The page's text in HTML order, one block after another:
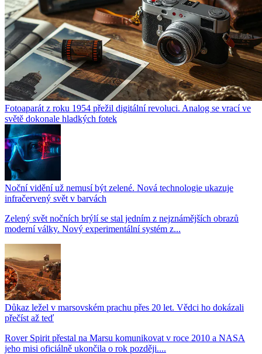
Fotoaparát z roku 1954 přežil digitální revoluci. Analog se vrací ve
světě dokonale hladkých fotek
Noční vidění už nemusí být zelené. Nová technologie ukazuje
infračervený svět v barvách
Zelený svět nočních brýlí se stal jedním z nejznámějších obrazů
moderní války. Nový experimentální systém z...
Důkaz ležel v marsovském prachu přes 20 let. Vědci ho dokázali
přečíst až teď
Rover Spirit přestal na Marsu komunikovat v roce 2010 a NASA
jeho misi oficiálně ukončila o rok později....